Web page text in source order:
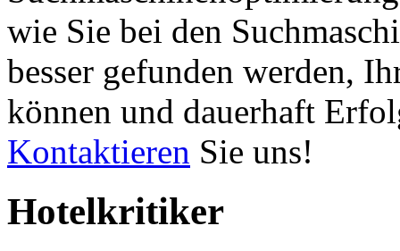
wie Sie bei den
besser gefunden werden,
können und dauerhaft
Kontaktieren Sie uns!
Hotelkritiker